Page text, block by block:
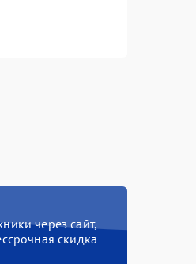
через сайт,
скидка